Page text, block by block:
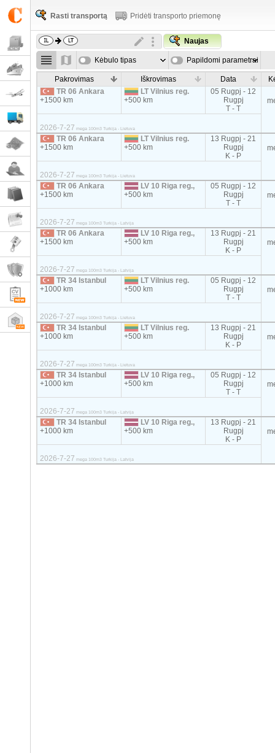
Rasti transportą Pridėti transporto priemonę
Naujas
Kėbulo tipas Papildomi parametrai
Pakrovimas Iškrovimas Data
TR 06 Ankara
+1500 km
LT Vilnius reg.
+500 km
05 Rugpj - 12
Rugpj
T - T
2026-7-27 mega 100m3 Turkija - Lietuva
TR 06 Ankara
+1500 km
LT Vilnius reg.
+500 km
13 Rugpj - 21
Rugpj
K - P
2026-7-27 mega 100m3 Turkija - Lietuva
TR 06 Ankara
+1500 km
LV 10 Riga reg.,
+500 km
05 Rugpj - 12
Rugpj
T - T
2026-7-27 mega 100m3 Turkija - Latvija
TR 06 Ankara
+1500 km
LV 10 Riga reg.,
+500 km
13 Rugpj - 21
Rugpj
K - P
2026-7-27 mega 100m3 Turkija - Latvija
TR 34 Istanbul
+1000 km
LT Vilnius reg.
+500 km
05 Rugpj - 12
Rugpj
T - T
2026-7-27 mega 100m3 Turkija - Lietuva
TR 34 Istanbul
+1000 km
LT Vilnius reg.
+500 km
13 Rugpj - 21
Rugpj
K - P
2026-7-27 mega 100m3 Turkija - Lietuva
TR 34 Istanbul
+1000 km
LV 10 Riga reg.,
+500 km
05 Rugpj - 12
Rugpj
T - T
2026-7-27 mega 100m3 Turkija - Latvija
TR 34 Istanbul
+1000 km
LV 10 Riga reg.,
+500 km
13 Rugpj - 21
Rugpj
K - P
2026-7-27 mega 100m3 Turkija - Latvija